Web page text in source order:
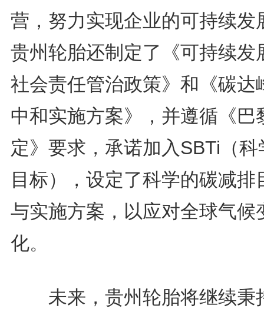
营，努力实现企业的可持续发
贵州轮胎还制定了《可持续发
社会责任管治政策》和《碳达
中和实施方案》，并遵循《巴
定》要求，承诺加入SBTi（科
目标），设定了科学的碳减排
与实施方案，以应对全球气候
化。
未来，贵州轮胎将继续秉